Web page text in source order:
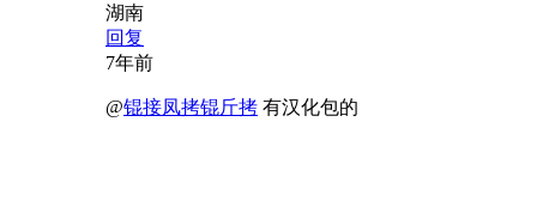
湖南
回复
7年前
@锟接凤拷锟斤拷 有汉化包的